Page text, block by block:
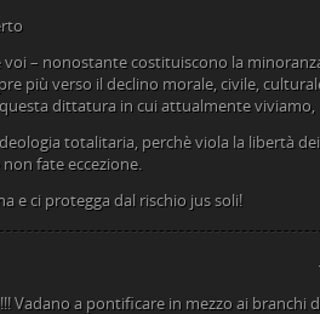
voi – nonostante costituiscono la
più verso il declino morale, civile,
dittatura in cui attualmente viviamo,
totalitaria, perchè viola la libertà
non fate eccezione.
e ci protegga dal rischio jus soli!
Vadano a pontificare in mezzo ai branchi